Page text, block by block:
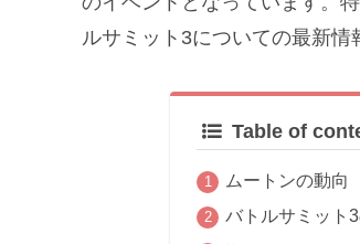
ルサミット3についての最新情
Table of
ムートンの動向
バトルサミット